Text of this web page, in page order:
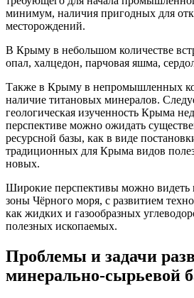
минимум, наличия пригодных для
месторождений.
В Крыму в небольшом количестве
опал, халцедон, парчовая яшма,
Также в Крыму в непромышленных
наличие титановых минералов.
геологическая изученность Крыма
перспективе можно ожидать
ресурсной базы, как в виде
традиционных для Крыма видов
новых.
Широкие перспективы можно видеть
зоны Чёрного моря, с развитием
как жидких и газообразных
полезных ископаемых.
Проблемы и задачи
минерально-сырьевой